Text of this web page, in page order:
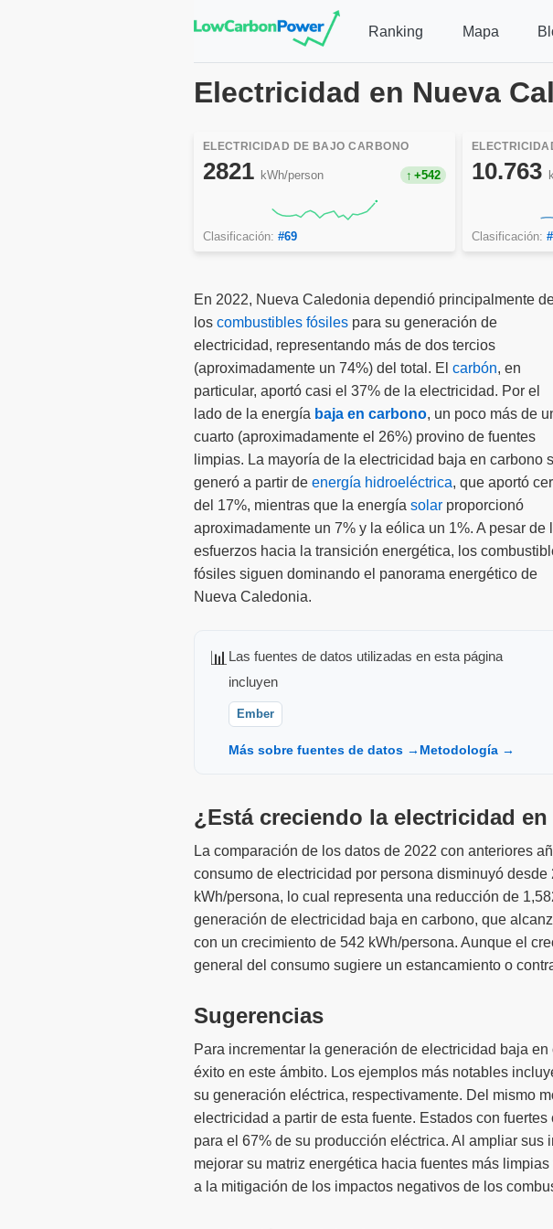
Ranking Mapa
Electricidad en Nueva
ELECTRICIDAD DE BAJO CARBONO
2821 kWh/person +542
Clasificación: #69
10.763
Clasificación:
En 2022, Nueva Caledonia dependió principalmente
los combustibles fósiles para su generación de
electricidad, representando más de dos tercios
(aproximadamente un 74%) del total. El carbón, en
particular, aportó casi el 37% de la electricidad. Por el
lado de la energía baja en carbono, un poco más de
cuarto (aproximadamente el 26%) provino de fuentes
limpias. La mayoría de la electricidad baja en carbono
generó a partir de energía hidroeléctrica, que aportó
del 17%, mientras que la energía solar proporcionó
aproximadamente un 7% y la eólica un 1%. A pesar de
esfuerzos hacia la transición energética, los
fósiles siguen dominando el panorama energético de
Nueva Caledonia.
📊 Las fuentes de datos utilizadas en esta página
incluyen
Ember
Más sobre fuentes de datos → Metodología →
¿Está creciendo la electricidad
La comparación de los datos de 2022 con anteriores
consumo de electricidad por persona disminuyó
kWh/persona, lo cual representa una reducción de
generación de electricidad baja en carbono, que
con un crecimiento de 542 kWh/persona. Aunque el
general del consumo sugiere un estancamiento o
Sugerencias
Para incrementar la generación de electricidad baja
éxito en este ámbito. Los ejemplos más notables
su generación eléctrica, respectivamente. Del mismo
electricidad a partir de esta fuente. Estados con
para el 67% de su producción eléctrica. Al ampliar
mejorar su matriz energética hacia fuentes más
a la mitigación de los impactos negativos de los